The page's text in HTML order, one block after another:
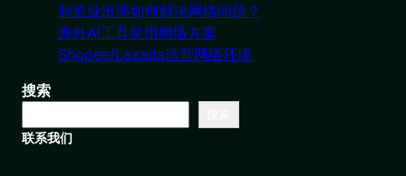
制造业出海如何解决网络问题？
海外AI工具使用网络方案
Shopee/Lazada运营网络环境
搜索
联系我们